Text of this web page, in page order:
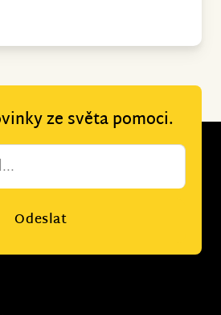
ze světa pomoci.
Odeslat